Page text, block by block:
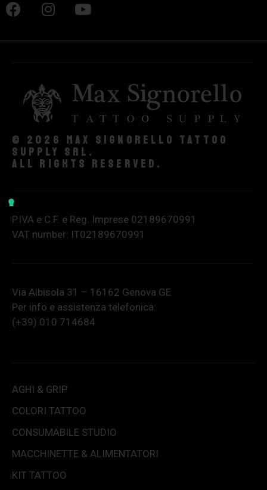
© 2026 Max Signorello Tattoo
supply srl.
All rights reserved.
P.IVA e C.F. e Reg. Imprese 02189670991
VAT number: IT02189670991
Via Albisola 31 – 16162 Genova GE
Per info e assistenza telefonica:
(+39) 010 714684
AGHI & GRIP
COLORI TATTOO
CONSUMABILE STUDIO
MACCHINETTE & ALIMENTATORI
KIT TATTOO